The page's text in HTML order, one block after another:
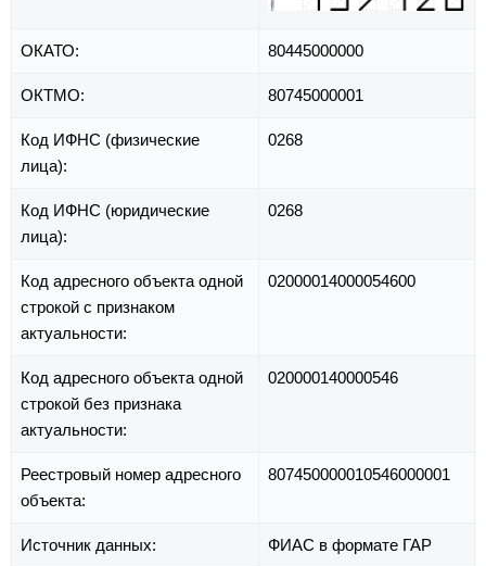
ОКАТО: 80445000000
ОКТМО: 80745000001
Код ИФНС (физические
лица):
0268
Код ИФНС (юридические
лица):
0268
Код адресного объекта одной
строкой с признаком
актуальности:
02000014000054600
Код адресного объекта одной
строкой без признака
актуальности:
020000140000546
Реестровый номер адресного
объекта:
807450000010546000001
Источник данных: ФИАС в формате ГАР